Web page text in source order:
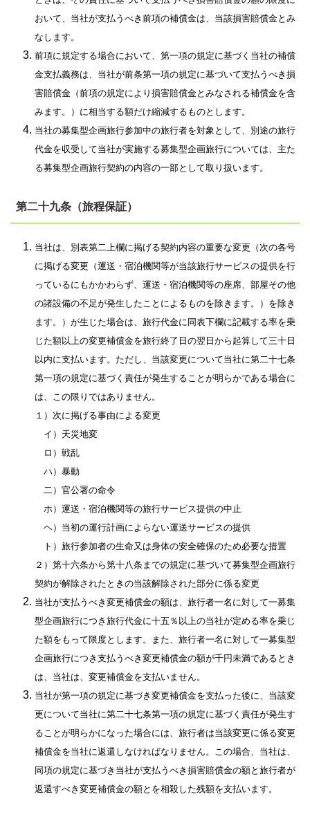
おいて、当社が支払うべき前項の補償金は、当該損害賠償金とみ
なします。
前項に規定する場合において、第一項の規定に基づく当社の補償
金支払義務は、当社が前条第一項の規定に基づいて支払うべき損
害賠償金（前項の規定により損害賠償金とみなされる補償金を含
みます。）に相当する額だけ縮減するものとします。
当社の募集型企画旅行参加中の旅行者を対象として、別途の旅行
代金を収受して当社が実施する募集型企画旅行については、主た
る募集型企画旅行契約の内容の一部として取り扱います。
第二十九条（旅程保証）
当社は、別表第二上欄に掲げる契約内容の重要な変更（次の各号
に掲げる変更（運送・宿泊機関等が当該旅行サービスの提供を行
っているにもかかわらず、運送・宿泊機関等の座席、部屋その他
の諸設備の不足が発生したことによるものを除きます。）を除き
ます。）が生じた場合は、旅行代金に同表下欄に記載する率を乗
じた額以上の変更補償金を旅行終了日の翌日から起算して三十日
以内に支払います。ただし、当該変更について当社に第二十七条
第一項の規定に基づく責任が発生することが明らかである場合に
は、この限りではありません。
１）次に掲げる事由による変更
イ）天災地変
ロ）戦乱
ハ）暴動
二）官公署の命令
ホ）運送・宿泊機関等の旅行サービス提供の中止
ヘ）当初の運行計画によらない運送サービスの提供
ト）旅行参加者の生命又は身体の安全確保のため必要な措置
２）第十六条から第十八条までの規定に基づいて募集型企画旅行
契約が解除されたときの当該解除された部分に係る変更
当社が支払うべき変更補償金の額は、旅行者一名に対して一募集
型企画旅行につき旅行代金に十五％以上の当社が定める率を乗じ
た額をもって限度とします。また、旅行者一名に対して一募集型
企画旅行につき支払うべき変更補償金の額が千円未満であるとき
は、当社は、変更補償金を支払いません。
当社が第一項の規定に基づき変更補償金を支払った後に、当該変
更について当社に第二十七条第一項の規定に基づく責任が発生す
ることが明らかになった場合には、旅行者は当該変更に係る変更
補償金を当社に返還しなければなりません。この場合、当社は、
同項の規定に基づき当社が支払うべき損害賠償金の額と旅行者が
返還すべき変更補償金の額とを相殺した残額を支払います。